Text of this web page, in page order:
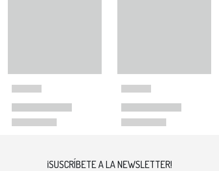
¡SUSCRÍBETE A LA NEWSLETTER!